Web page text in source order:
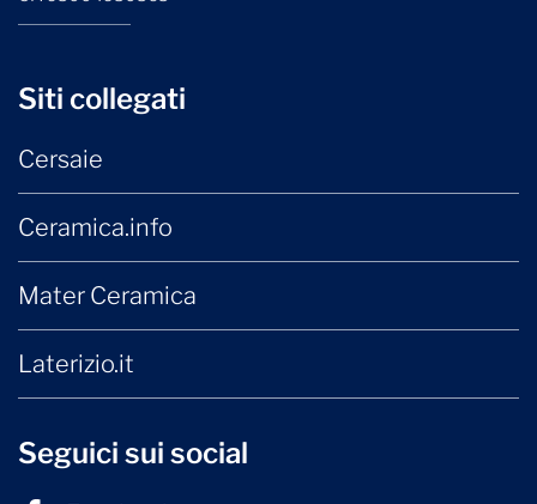
Siti collegati
Cersaie
Ceramica.info
Mater Ceramica
Laterizio.it
Seguici sui social